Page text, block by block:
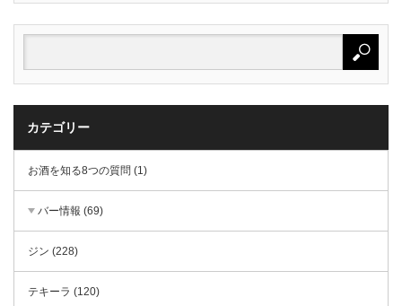
カテゴリー
お酒を知る8つの質問 (1)
バー情報 (69)
ジン (228)
テキーラ (120)